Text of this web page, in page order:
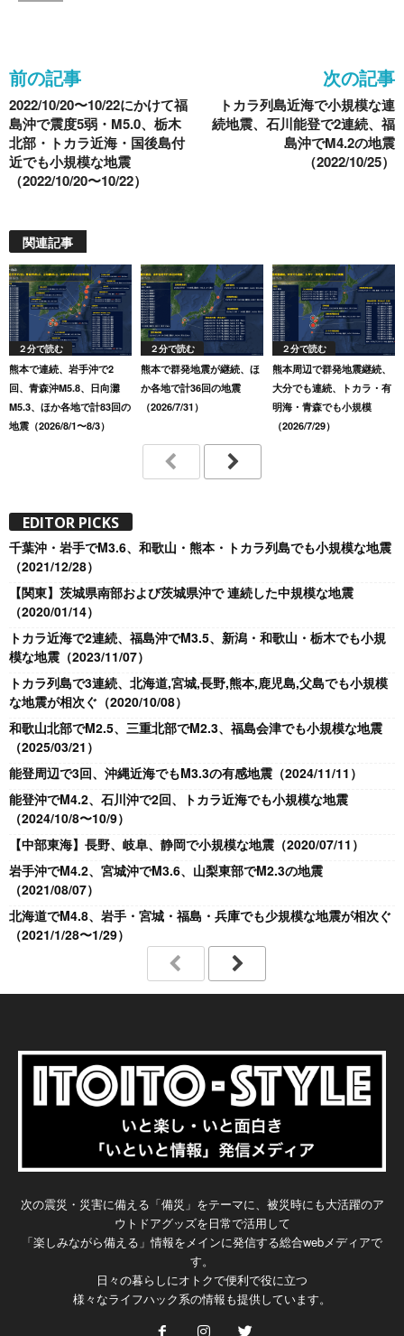
前の記事
2022/10/20〜10/22にかけて福
島沖で震度5弱・M5.0、栃木
北部・トカラ近海・国後島付
近でも小規模な地震
（2022/10/20〜10/22）
次の記事
トカラ列島近海で小規模な連
続地震、石川能登で2連続、福
島沖でM4.2の地震
（2022/10/25）
関連記事
２分で読む
熊本で連続、岩手沖で2
回、青森沖M5.8、日向灘
M5.3、ほか各地で計83回の
地震（2026/8/1〜8/3）
２分で読む
熊本で群発地震が継続、ほ
か各地で計36回の地震
（2026/7/31）
２分で読む
熊本周辺で群発地震継続、
大分でも連続、トカラ・有
明海・青森でも小規模
（2026/7/29）
EDITOR PICKS
千葉沖・岩手でM3.6、和歌山・熊本・トカラ列島でも小規模な地震
（2021/12/28）
【関東】茨城県南部および茨城県沖で 連続した中規模な地震
（2020/01/14）
トカラ近海で2連続、福島沖でM3.5、新潟・和歌山・栃木でも小規
模な地震（2023/11/07）
トカラ列島で3連続、北海道,宮城,長野,熊本,鹿児島,父島でも小規模
な地震が相次ぐ（2020/10/08）
和歌山北部でM2.5、三重北部でM2.3、福島会津でも小規模な地震
（2025/03/21）
能登周辺で3回、沖縄近海でもM3.3の有感地震（2024/11/11）
能登沖でM4.2、石川沖で2回、トカラ近海でも小規模な地震
（2024/10/8〜10/9）
【中部東海】長野、岐阜、静岡で小規模な地震（2020/07/11）
岩手沖でM4.2、宮城沖でM3.6、山梨東部でM2.3の地震
（2021/08/07）
北海道でM4.8、岩手・宮城・福島・兵庫でも少規模な地震が相次ぐ
（2021/1/28〜1/29）
次の震災・災害に備える「備災」をテーマに、被災時にも大活躍のア
ウトドアグッズを日常で活用して
「楽しみながら備える」情報をメインに発信する総合webメディアで
す。
日々の暮らしにオトクで便利で役に立つ
様々なライフハック系の情報も提供しています。